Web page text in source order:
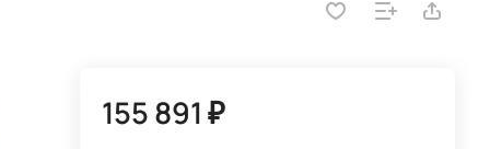
155 891 ₽